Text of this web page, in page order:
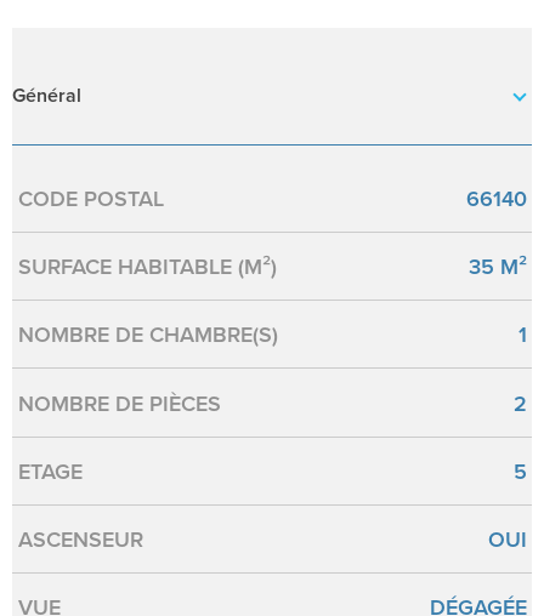
Général
Caractérisque Valeurs
CODE POSTAL 66140
SURFACE HABITABLE (M²) 35 M²
NOMBRE DE CHAMBRE(S) 1
NOMBRE DE PIÈCES 2
ETAGE 5
ASCENSEUR OUI
VUE DÉGAGÉE